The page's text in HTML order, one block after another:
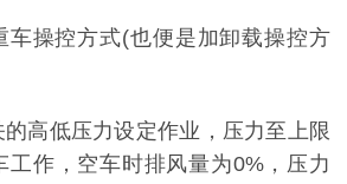
车操控方式(也便是加卸载操控方
高低压力设定作业，压力至上限
工作，空车时排风量为0%，压力